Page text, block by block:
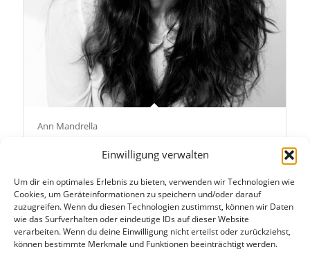
Einwilligung verwalten
Um dir ein optimales Erlebnis zu bieten, verwenden wir Technologien wie
Cookies, um Geräteinformationen zu speichern und/oder darauf
zuzugreifen. Wenn du diesen Technologien zustimmst, können wir Daten
wie das Surfverhalten oder eindeutige IDs auf dieser Website
verarbeiten. Wenn du deine Einwilligung nicht erteilst oder zurückziehst,
können bestimmte Merkmale und Funktionen beeinträchtigt werden.
Ann Mandrella
KONTAKT: